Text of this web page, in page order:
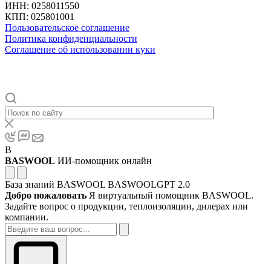
ИНН: 0258011550
КПП: 025801001
Пользовательское соглашение
Политика конфиденциальности
Соглашение об использовании куки
B
BASWOOL ИИ-помощник онлайн
База знаний BASWOOL BASWOOLGPT 2.0
Добро пожаловать Я виртуальный помощник BASWOOL.
Задайте вопрос о продукции, теплоизоляции, дилерах или
компании.